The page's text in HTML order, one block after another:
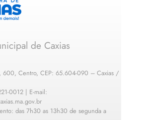
de Caxias
600, Centro, CEP: 65.604-090 – Caxias /
0012 | E-mail:
das 7h30 as 13h30 de segunda a